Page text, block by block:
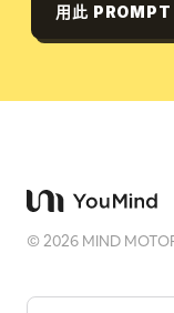
用此 PROMPT
©2026 MIND